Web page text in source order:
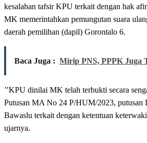
kesalahan tafsir KPU terkait dengan hak
MK memerintahkan pemungutan suara
daerah pemilihan (dapil) Gorontalo 6.
Baca Juga : Mirip PNS, PPPK Juga
’’KPU dinilai MK telah terbukti secara
Putusan MA No 24 P/HUM/2023, putusan
Bawaslu terkait dengan ketentuan
ujarnya.